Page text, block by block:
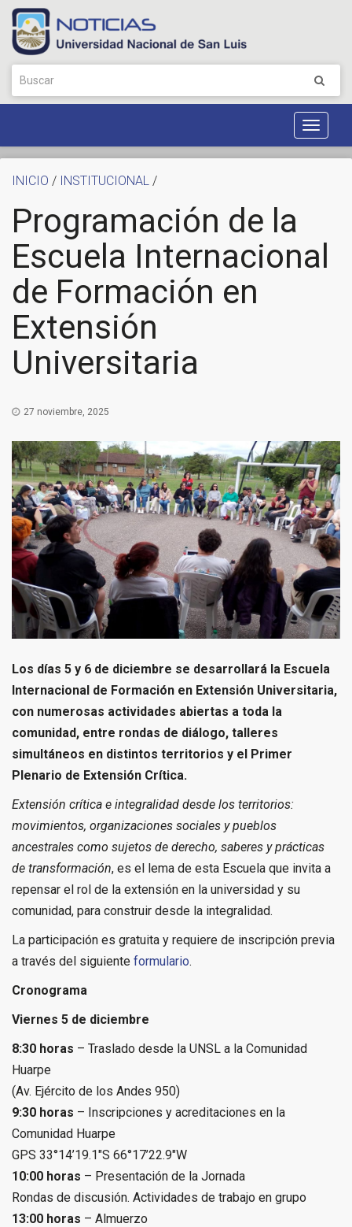
Toggle
INICIO / INSTITUCIONAL /
Programación de la
Escuela Internacional
de Formación en
Extensión
Universitaria
27 noviembre, 2025
Los días 5 y 6 de diciembre se desarrollará la Escuela
Internacional de Formación en Extensión Universitaria,
con numerosas actividades abiertas a toda la
comunidad, entre rondas de diálogo, talleres
simultáneos en distintos territorios y el Primer
Plenario de Extensión Crítica.
Extensión crítica e integralidad desde los territorios:
movimientos, organizaciones sociales y pueblos
ancestrales como sujetos de derecho, saberes y prácticas
de transformación, es el lema de esta Escuela que invita a
repensar el rol de la extensión en la universidad y su
comunidad, para construir desde la integralidad.
La participación es gratuita y requiere de inscripción previa
a través del siguiente formulario.
Cronograma
Viernes 5 de diciembre
8:30 horas – Traslado desde la UNSL a la Comunidad
Huarpe
(Av. Ejército de los Andes 950)
9:30 horas – Inscripciones y acreditaciones en la
Comunidad Huarpe
GPS 33°14’19.1″S 66°17’22.9″W
10:00 horas – Presentación de la Jornada
Rondas de discusión. Actividades de trabajo en grupo
13:00 horas – Almuerzo